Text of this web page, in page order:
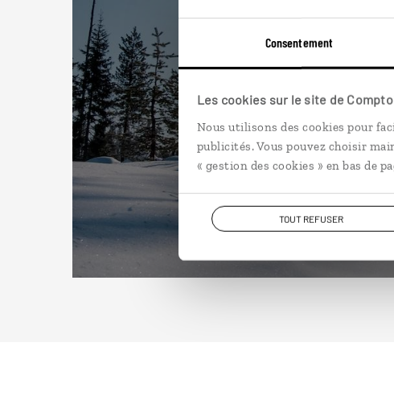
Consentement
Les cookies sur le site de
Nous utilisons des cookies pour
publicités. Vous pouvez choisir
« gestion des cookies » en bas de
TOUT REFUSER